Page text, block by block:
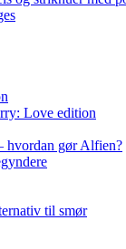
Love edition
hvordan gør Alfien?
til smør